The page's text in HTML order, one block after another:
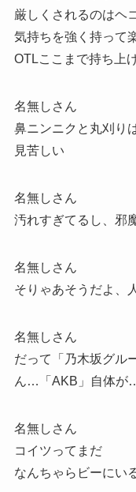
厳しくされるのはヘ
気持ちを強く持って
OTLここまで持ち上
名無しさん
鼻ニンニクと丸刈り
見苦しい
名無しさん
汚れすぎてるし、邪
名無しさん
そりゃあそうだよ、
名無しさん
だって「乃木坂グル
ん…「AKB」自体が
名無しさん
コイツってまだ
なんちゃらビーにい